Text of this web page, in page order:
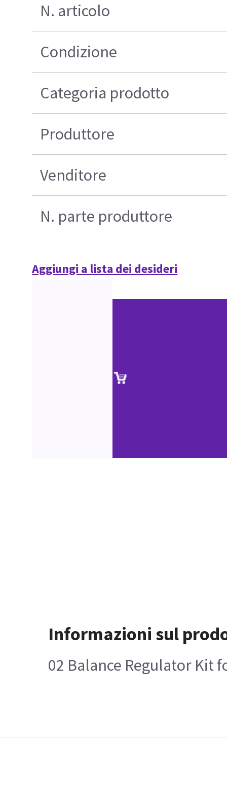
N. articolo
Condizione
Categoria prodotto
Produttore
Venditore
N. parte produttore
Aggiungi a lista dei desideri
Informazioni sul
02 Balance Regulator Kit